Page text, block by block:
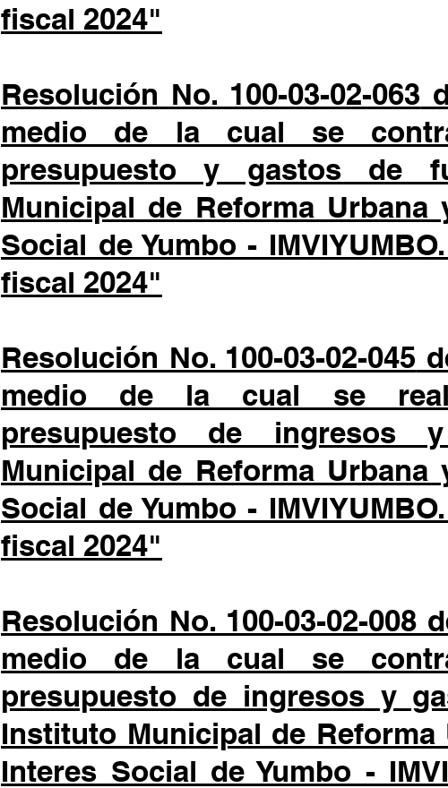
fiscal 2024"
Resolución No. 100-03-02-063
medio de la cual se
presupuesto y gastos de
Municipal de Reforma
Social de Yumbo -
fiscal 2024"
Resolución No. 100-03-02-045
medio de la cual se
presupuesto de ingresos
Municipal de Reforma
Social de Yumbo -
fiscal 2024"
Resolución No. 100-03-02-008
medio de la cual se
presupuesto de ingresos y
Instituto Municipal de Reforma
Interes Social de Yumbo -